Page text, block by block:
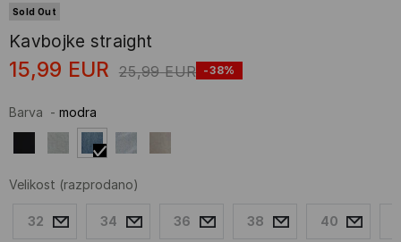
Sold Out
Kavbojke straight
15,99 EUR 25,99 EUR -38%
Barva - modra
Velikost (razprodano)
32 34 36 38 40